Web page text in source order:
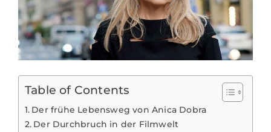
Table of Contents
Der frühe Lebensweg von Anica Dobra
Der Durchbruch in der Filmwelt